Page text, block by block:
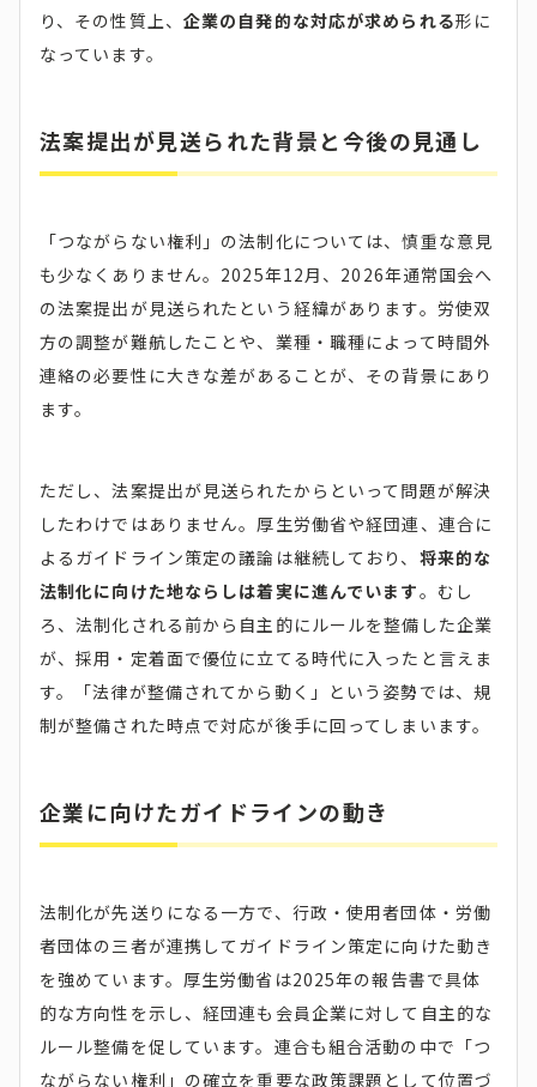
り、その性質上、 企業の自発的な対応が求められる形に
なっています。
法案提出が見送られた背景と今後の見通し
「つながらない権利」の法制化については、慎重な意見
も少なくありません。2025年12月、2026年通常国会へ
の法案提出が見送られたという経緯があります。労使双
方の調整が難航したことや、業種・職種によって時間外
連絡の必要性に大きな差があることが、その背景にあり
ます。
ただし、法案提出が見送られたからといって問題が解決
したわけではありません。厚生労働省や経団連、連合に
よるガイドライン策定の議論は継続しており、 将来的な
法制化に向けた地ならしは着実に進んでいます。むし
ろ、法制化される前から自主的にルールを整備した企業
が、採用・定着面で優位に立てる時代に入ったと言えま
す。「法律が整備されてから動く」という姿勢では、規
制が整備された時点で対応が後手に回ってしまいます。
企業に向けたガイドラインの動き
法制化が先送りになる一方で、行政・使用者団体・労働
者団体の三者が連携してガイドライン策定に向けた動き
を強めています。厚生労働省は2025年の報告書で具体
的な方向性を示し、経団連も会員企業に対して自主的な
ルール整備を促しています。連合も組合活動の中で「つ
ながらない権利」の確立を重要な政策課題として位置づ